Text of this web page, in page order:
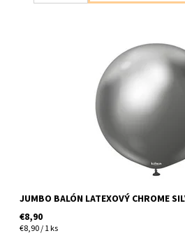
Jumbo balón latexový choromova
velkost do cca 60cm dodavame
JUMBO BALÓN LATEXOVÝ CHROME
€8,90
€8,90 / 1 ks